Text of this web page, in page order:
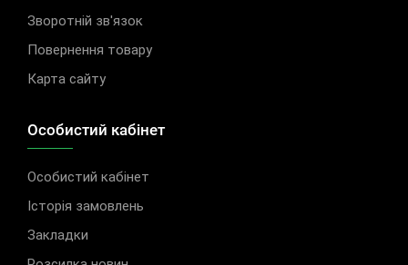
Зворотній зв'язок
Повернення товару
Карта сайту
Особистий кабінет
Особистий кабінет
Історія замовлень
Закладки